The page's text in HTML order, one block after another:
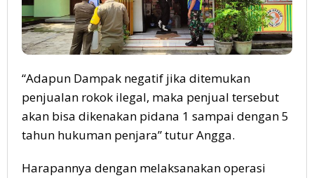
“Adapun Dampak negatif jika ditemukan
penjualan rokok ilegal, maka penjual tersebut
akan bisa dikenakan pidana 1 sampai dengan 5
tahun hukuman penjara” tutur Angga.
Harapannya dengan melaksanakan operasi